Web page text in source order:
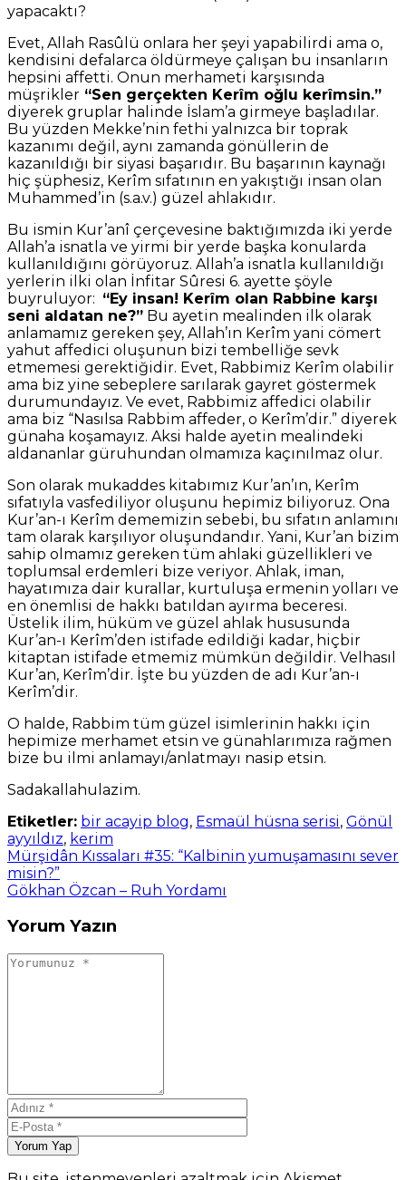
yapacaktı?
Evet, Allah Rasûlü onlara her şeyi yapabilirdi ama o,
kendisini defalarca öldürmeye çalışan bu insanların
hepsini affetti. Onun merhameti karşısında
müşrikler “Sen gerçekten Kerîm oğlu kerîmsin.”
diyerek gruplar halinde İslam’a girmeye başladılar.
Bu yüzden Mekke’nin fethi yalnızca bir toprak
kazanımı değil, aynı zamanda gönüllerin de
kazanıldığı bir siyasi başarıdır. Bu başarının kaynağı
hiç şüphesiz, Kerîm sıfatının en yakıştığı insan olan
Muhammed’in (s.a.v.) güzel ahlakıdır.
Bu ismin Kur’anî çerçevesine baktığımızda iki yerde
Allah’a isnatla ve yirmi bir yerde başka konularda
kullanıldığını görüyoruz. Allah’a isnatla kullanıldığı
yerlerin ilki olan İnfitar Sûresi 6. ayette şöyle
buyruluyor: “Ey insan! Kerîm olan Rabbine karşı
seni aldatan ne?” Bu ayetin mealinden ilk olarak
anlamamız gereken şey, Allah’ın Kerîm yani cömert
yahut affedici oluşunun bizi tembelliğe sevk
etmemesi gerektiğidir. Evet, Rabbimiz Kerîm olabilir
ama biz yine sebeplere sarılarak gayret göstermek
durumundayız. Ve evet, Rabbimiz affedici olabilir
ama biz “Nasılsa Rabbim affeder, o Kerîm’dir.” diyerek
günaha koşamayız. Aksi halde ayetin mealindeki
aldananlar güruhundan olmamıza kaçınılmaz olur.
Son olarak mukaddes kitabımız Kur’an’ın, Kerîm
sıfatıyla vasfediliyor oluşunu hepimiz biliyoruz. Ona
Kur’an-ı Kerîm dememizin sebebi, bu sıfatın anlamını
tam olarak karşılıyor oluşundandır. Yani, Kur’an bizim
sahip olmamız gereken tüm ahlaki güzellikleri ve
toplumsal erdemleri bize veriyor. Ahlak, iman,
hayatımıza dair kurallar, kurtuluşa ermenin yolları ve
en önemlisi de hakkı batıldan ayırma beceresi.
Üstelik ilim, hüküm ve güzel ahlak hususunda
Kur’an-ı Kerîm’den istifade edildiği kadar, hiçbir
kitaptan istifade etmemiz mümkün değildir. Velhasıl
Kur’an, Kerîm’dir. İşte bu yüzden de adı Kur’an-ı
Kerîm’dir.
O halde, Rabbim tüm güzel isimlerinin hakkı için
hepimize merhamet etsin ve günahlarımıza rağmen
bize bu ilmi anlamayı/anlatmayı nasip etsin.
Sadakallahulazim.
Etiketler: bir acayip blog, Esmaül hüsna serisi, Gönül
ayyıldız, kerim
Mürşidân Kıssaları #35: “Kalbinin yumuşamasını sever
misin?”
Gökhan Özcan – Ruh Yordamı
Yorum Yazın
Yorum Yap